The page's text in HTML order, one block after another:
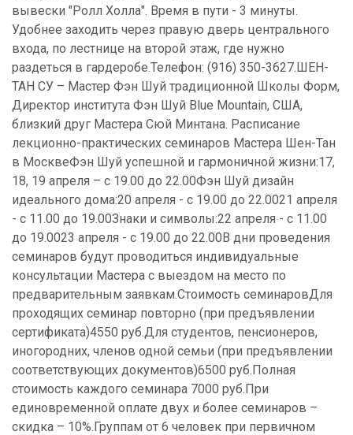
вывески "Ролл Холла". Время в пути - 3 минуты.
Удобнее заходить через правую дверь центрального
входа, по лестнице на второй этаж, где нужно
раздеться в гардеробе.Телефон: (916) 350-3627.ШЕН-
ТАН СУ – Мастер Фэн Шуй традиционной Школы Форм,
Директор института Фэн Шуй Blue Mountain, США,
близкий друг Мастера Сюй Минтана. Расписание
лекционно-практических семинаров Мастера Шен-Тан
в МосквеФэн Шуй успешной и гармоничной жизни:17,
18, 19 апреля – с 19.00 до 22.00Фэн Шуй дизайн
идеального дома:20 апреля - с 19.00 до 22.0021 апреля
- с 11.00 до 19.00Знаки и символы:22 апреля - с 11.00
до 19.0023 апреля - с 19.00 до 22.00В дни проведения
семинаров будут проводиться индивидуальные
консультации Мастера с выездом на место по
предварительным заявкам.Стоимость семинаровДля
проходящих семинар повторно (при предъявлении
сертификата)4550 руб.Для студентов, пенсионеров,
иногородних, членов одной семьи (при предъявлении
соответствующих документов)6500 руб.Полная
стоимость каждого семинара 7000 руб.При
единовременной оплате двух и более семинаров –
скидка – 10%.Группам от 6 человек при первичном